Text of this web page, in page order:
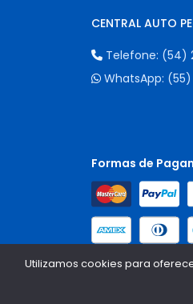
CENTRAL AUTO
Telefone: (54)
WhatsApp: (55)
Formas de
Utilizamos cookies para